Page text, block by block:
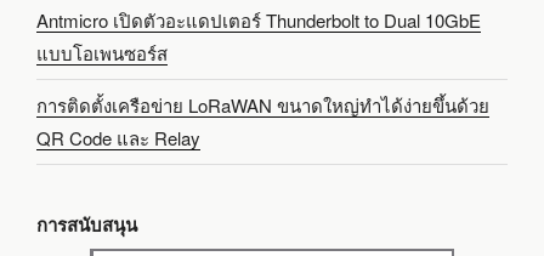
Antmicro เปิดตัวอะแดปเตอร์ Thunderbolt to Dual 10GbE
แบบโอเพนซอร์ส
การติดตั้งเครือข่าย LoRaWAN ขนาดใหญ่ทำได้ง่ายขึ้นด้วย
QR Code และ Relay
การสนับสนุน